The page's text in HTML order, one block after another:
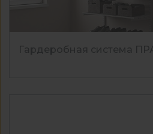
Гардеробная система